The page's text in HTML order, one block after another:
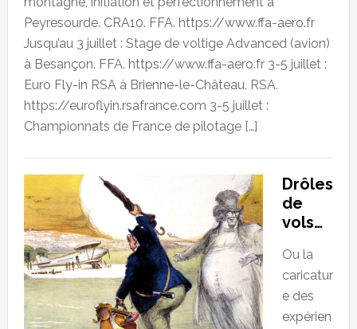
Peyresourde. CRA10. FFA. https://www.ffa-aero.fr
Jusqu’au 3 juillet : Stage de voltige Advanced (avion)
à Besançon. FFA. https://www.ffa-aero.fr 3-5 juillet :
Euro Fly-in RSA à Brienne-le-Château. RSA.
https://euroflyin.rsafrance.com 3-5 juillet :
Championnats de France de pilotage […]
Drôles
de
vols…
Ou la
caricatur
e des
expérien